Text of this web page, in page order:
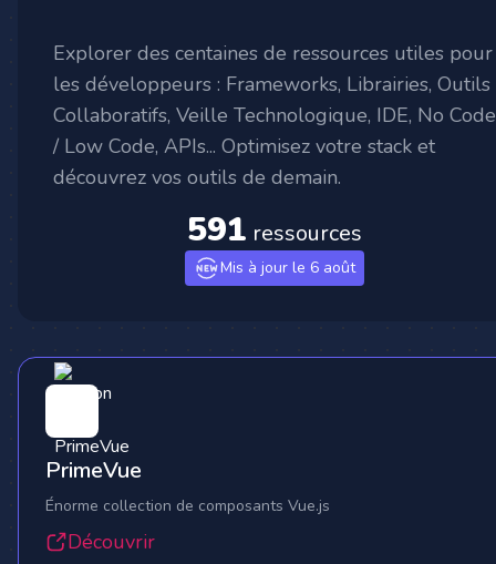
Explorer des centaines de ressources utiles pour
les développeurs : Frameworks, Librairies, Outils
Collaboratifs, Veille Technologique, IDE, No Code
/ Low Code, APIs... Optimisez votre stack et
découvrez vos outils de demain.
591 ressources
Mis à jour le 6 août
PrimeVue
Énorme collection de composants Vue.js
Découvrir